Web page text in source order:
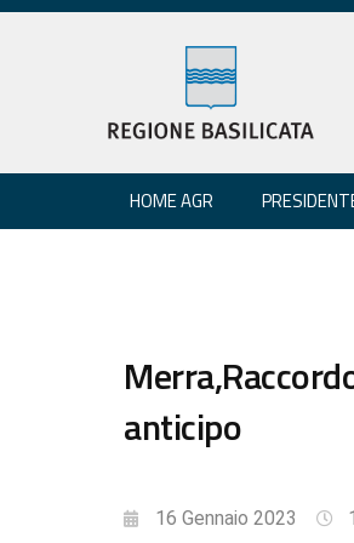
HOME AGR
anticipo
16 Gennaio 2023